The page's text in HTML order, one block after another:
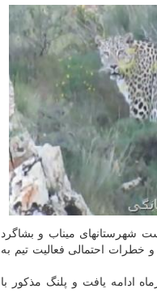
شهرستانهای میناب و بشاگرد
خطرات احتمالی فعالیت تیم به
دامپزشکان اداره کل حفاظت محیط زیست استان فارس برای نجات پلنگ مذکور ۲۷ آذرماه ادامه یافت و پلنگ مذکور با